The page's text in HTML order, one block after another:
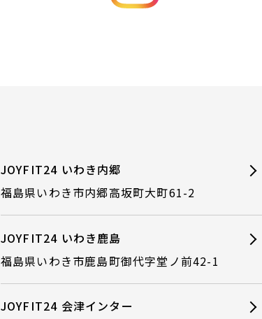
JOYFIT24 いわき内郷
福島県いわき市内郷高坂町大町61-2
JOYFIT24 いわき鹿島
福島県いわき市鹿島町御代字堂ノ前42-1
JOYFIT24 会津インター